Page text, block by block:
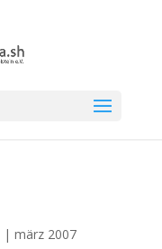
| märz 2007